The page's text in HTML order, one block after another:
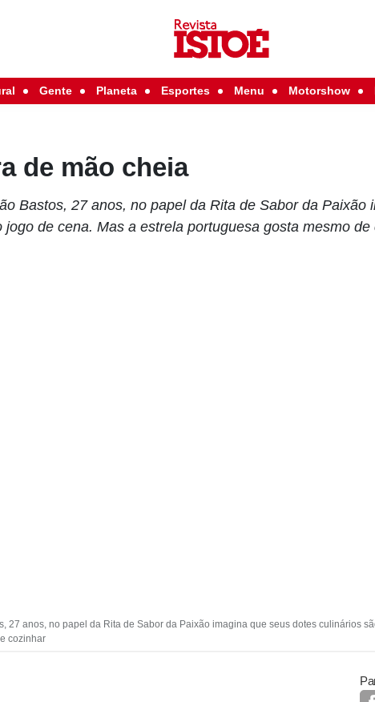
Gente Planeta Esportes Menu Motorshow
de mão cheia
Bastos, 27 anos, no papel da Rita de Sabor da Paixão
jogo de cena. Mas a estrela portuguesa gosta mesmo de
27 anos, no papel da Rita de Sabor da Paixão imagina que seus dotes culinários
cozinhar